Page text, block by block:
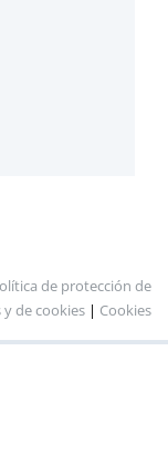
de protección de
de cookies | Cookies